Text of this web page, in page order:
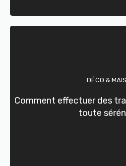
DÉCO &
Comment effectuer des
toute